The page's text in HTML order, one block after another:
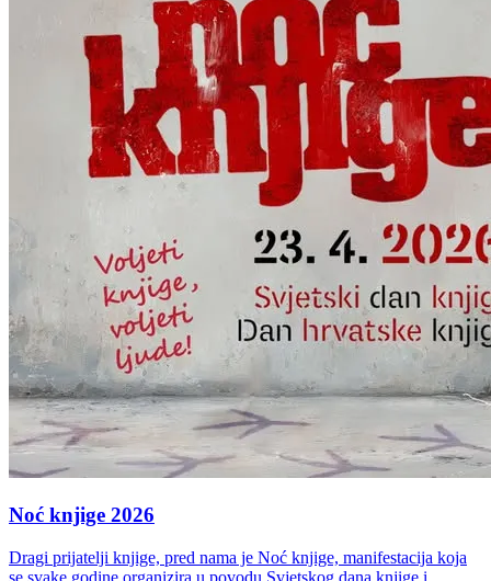
Noć knjige 2026
Dragi prijatelji knjige, pred nama je Noć knjige, manifestacija koja
se svake godine organizira u povodu Svjetskog dana knjige i